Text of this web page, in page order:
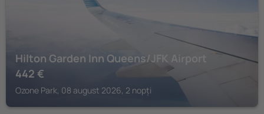
Hilton Garden Inn Queens/JFK Airport
442 €
Ozone Park, 08 august 2026, 2 nopți